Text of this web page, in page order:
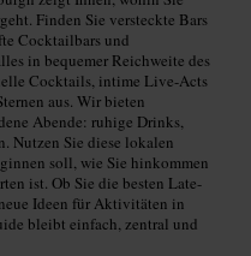
Finden Sie versteckte Bars
Cocktailbars und
in bequemer Reichweite des
Cocktails, intime Live-Acts
aus. Wir bieten
Abende: ruhige Drinks,
Nutzen Sie diese lokalen
soll, wie Sie hinkommen
ist. Ob Sie die besten Late-
Ideen für Aktivitäten in
bleibt einfach, zentral und